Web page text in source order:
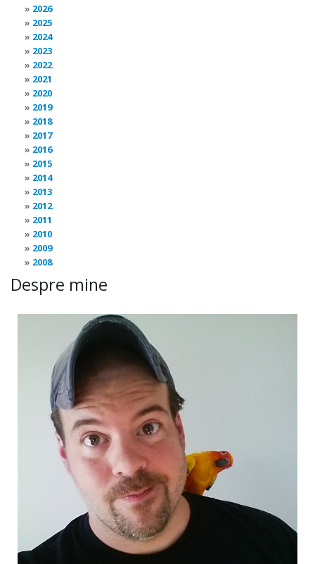
2026
2025
2024
2023
2022
2021
2020
2019
2018
2017
2016
2015
2014
2013
2012
2011
2010
2009
2008
Despre mine